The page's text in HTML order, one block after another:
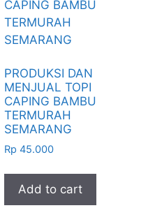
PRODUKSI DAN
MENJUAL TOPI
CAPING BAMBU
TERMURAH
SEMARANG
Rp 45.000
Add to cart